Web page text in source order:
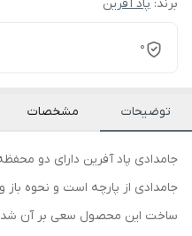
برند: پاد آفرین
0
توضیحات مشخصات
جامدادی پاد آفرین دارای دو
جامدادی از پارچه است و نحوه
ساخت این محصول سعی بر آن شده